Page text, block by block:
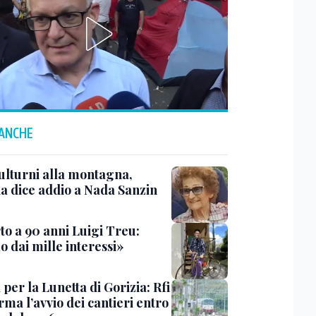
alla montagna,
dice addio a Nada Sanzin
a 90 anni Luigi Treu:
dai mille interessi»
per la Lunetta di Gorizia: Rfi
l’avvio dei cantieri entro